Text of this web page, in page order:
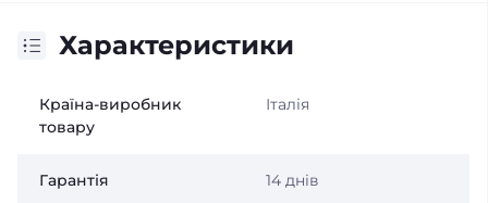
Характеристики
Країна-виробник
товару
Італія
Гарантія 14 днів